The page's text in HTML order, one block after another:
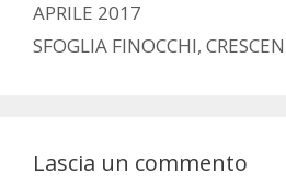
APRILE 2017
SFOGLIA FINOCCHI,
Lascia un commento